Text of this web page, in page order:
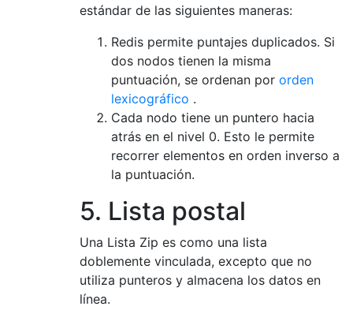
estándar de las siguientes maneras:
Redis permite puntajes duplicados. Si
dos nodos tienen la misma
puntuación, se ordenan por orden
lexicográfico .
Cada nodo tiene un puntero hacia
atrás en el nivel 0. Esto le permite
recorrer elementos en orden inverso a
la puntuación.
5. Lista postal
Una Lista Zip es como una lista
doblemente vinculada, excepto que no
utiliza punteros y almacena los datos en
línea.